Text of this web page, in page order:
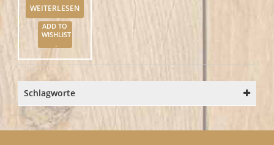
WEITERLESEN
ADD TO
WISHLIST
Schlagworte